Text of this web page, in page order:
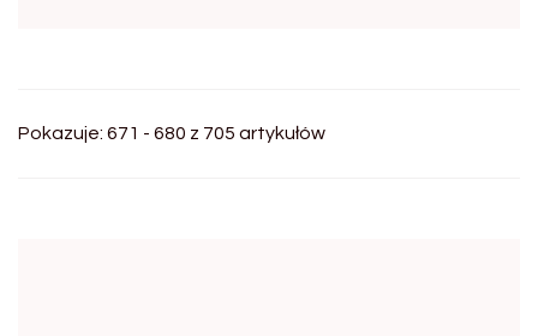
Pokazuje: 671 - 680 z 705 artykułów